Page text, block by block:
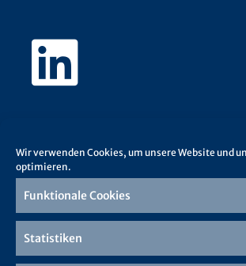
Wir verwenden Cookies, um unsere Website und
optimieren.
Funktionale Cookies
Statistiken